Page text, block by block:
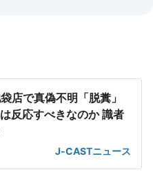
店で真偽不明「脱糞」
反応すべきなのか 識者
J-CASTニュース